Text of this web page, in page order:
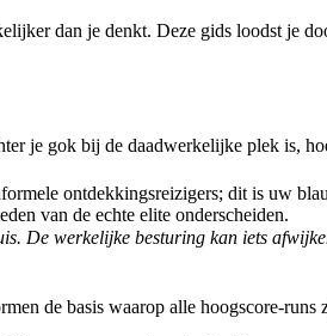
dan je denkt. Deze gids loodst je
je gok bij de daadwerkelijke plek is,
De werkelijke besturing kan iets
ontdekkingsreizigers; dit is uw
van de echte elite onderscheiden.
de basis waarop alle hoogscore-runs